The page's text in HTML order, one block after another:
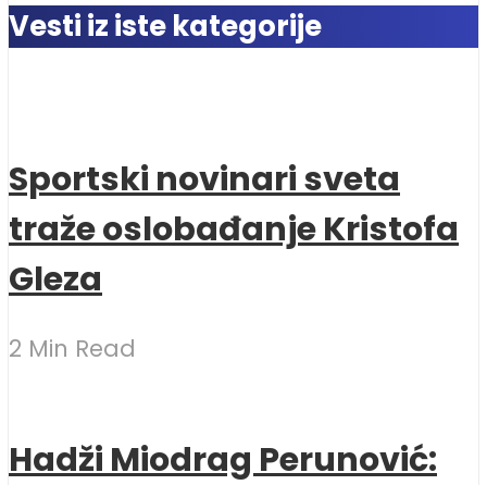
Vesti iz iste kategorije
Sportski novinari sveta
traže oslobađanje Kristofa
Gleza
2 Min Read
Hadži Miodrag Perunović: